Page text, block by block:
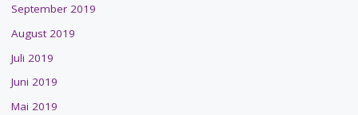
September 2019
August 2019
Juli 2019
Juni 2019
Mai 2019